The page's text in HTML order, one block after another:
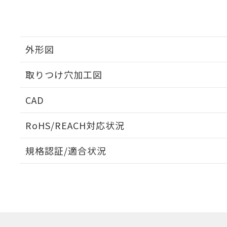
外形図
取りつけ穴加工図
CAD
RoHS/REACH対応状況
EU RoHS 注意事項・凡例
規格認証/適合状況